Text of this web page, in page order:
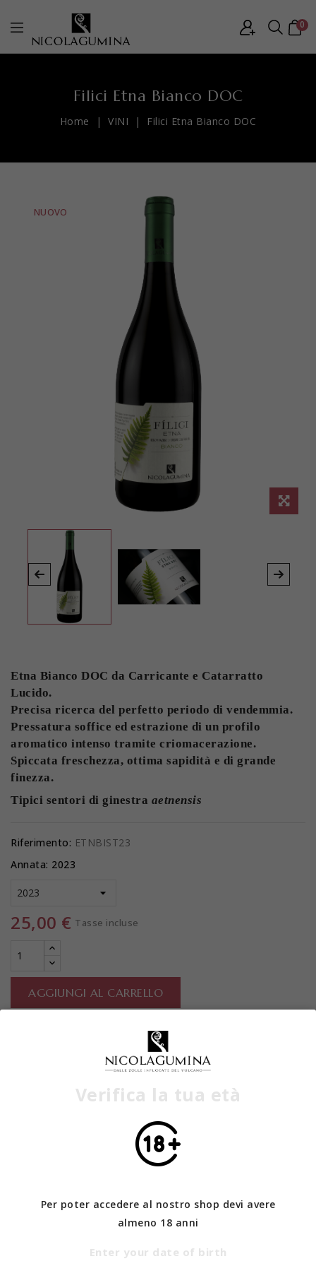
0
Filici Etna Bianco DOC
Home VINI Filici Etna Bianco DOC
NUOVO
Etna Bianco DOC da Carricante e Catarratto
Lucido.
Precisa ricerca del perfetto periodo di vendemmia.
Pressatura soffice ed estrazione di un profilo
aromatico intenso tramite criomacerazione.
Spiccata freschezza, ottima sapidità e di grande
finezza.
Tipici sentori di ginestra aetnensis
Riferimento: ETNBIST23
Annata: 2023
25,00 € Tasse incluse
AGGIUNGI AL CARRELLO
Ultimi articoli in magazzino
DETTAGLI DEL PRODOTTO
Nato nel cuore di Castiglione di Sicilia, in Contrada
autentica del vulcano. Realizzato con un blend
Verifica la tua età
Per poter accedere al nostro shop devi avere
almeno 18 anni
Enter your date of birth